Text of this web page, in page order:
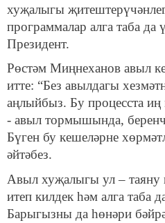
хуҗалыгы
программалар алга таба да
Президент.
Рөстәм Миңнеханов авыл
итте: “Без авылдагы
аңлыйбыз. Бу процесста
- авыл тормышында,
Бүген бу кешеләрне
әйтәбез.
Авыл хуҗалыгы ул – таяну
итеп килдек һәм алга таба
Барыгызны да һөнәри